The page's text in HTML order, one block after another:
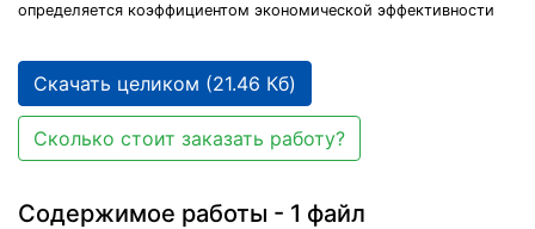
определяется коэффициентом экономической эффективности
Скачать целиком (21.46 Кб)
Сколько стоит заказать работу?
Содержимое работы - 1 файл